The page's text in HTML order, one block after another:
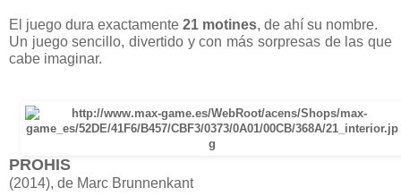
El juego dura exactamente 21 motines, de ahí su nombre.
Un juego sencillo, divertido y con más sorpresas de las que
cabe imaginar.
PROHIS
(2014), de Marc Brunnenkant